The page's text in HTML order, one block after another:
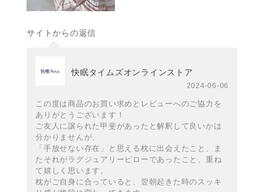
サイトからの返信
快眠タイムズオンラインストア
2024-06-06
この度は商品のお買い求めとレビューへのご協力を
ありがとうございます！
ご友人に譲られた甲斐があったと解釈して良いかは
分かりませんが、
「手放せない存在」と思える枕に出会えたこと、ま
たそれがラグジュアリーピローであったこと、重ね
て嬉しく思います。
枕がご自身に合っていると、翌朝起きた時のスッキ